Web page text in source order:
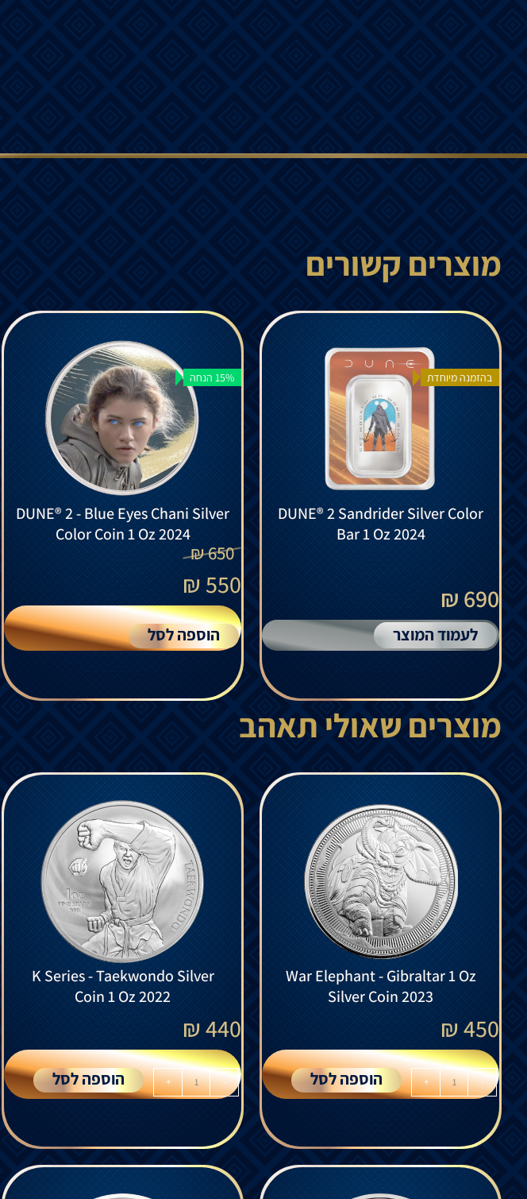
מוצרים קשורים
בהזמנה מיוחדת
DUNE® 2 Sandrider Silver Color
Bar 1 Oz 2024
690 ₪
לעמוד המוצר
15% הנחה
DUNE® 2 - Blue Eyes Chani Silver
Color Coin 1 Oz 2024
650
₪
550
₪
הוספה לסל
מוצרים שאולי תאהב
War Elephant - Gibraltar 1 Oz
Silver Coin 2023
450
₪
-
+ הוספה לסל
K Series - Taekwondo Silver
Coin 1 Oz 2022
440
₪
-
+ הוספה לסל